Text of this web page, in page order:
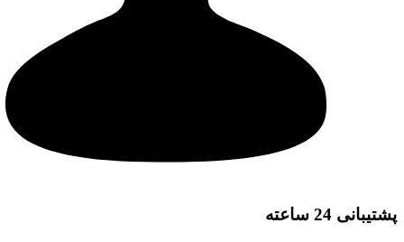
پشتیبانی 24 ساعته